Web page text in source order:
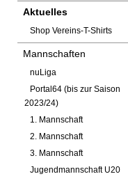
Aktuelles
Shop Vereins-T-Shirts
Mannschaften
nuLiga
Portal64 (bis zur Saison
2023/24)
1. Mannschaft
2. Mannschaft
3. Mannschaft
Jugendmannschaft U20